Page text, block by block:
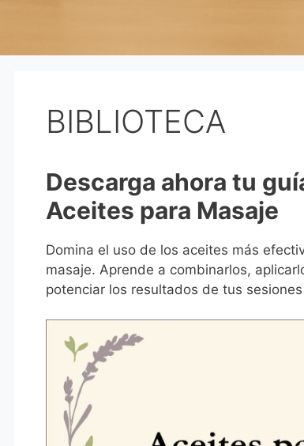
BIBLIOTECA
Descarga ahora tu
Aceites para Masaje
Domina el uso de los aceites más
masaje. Aprende a combinarlos,
potenciar los resultados de tus